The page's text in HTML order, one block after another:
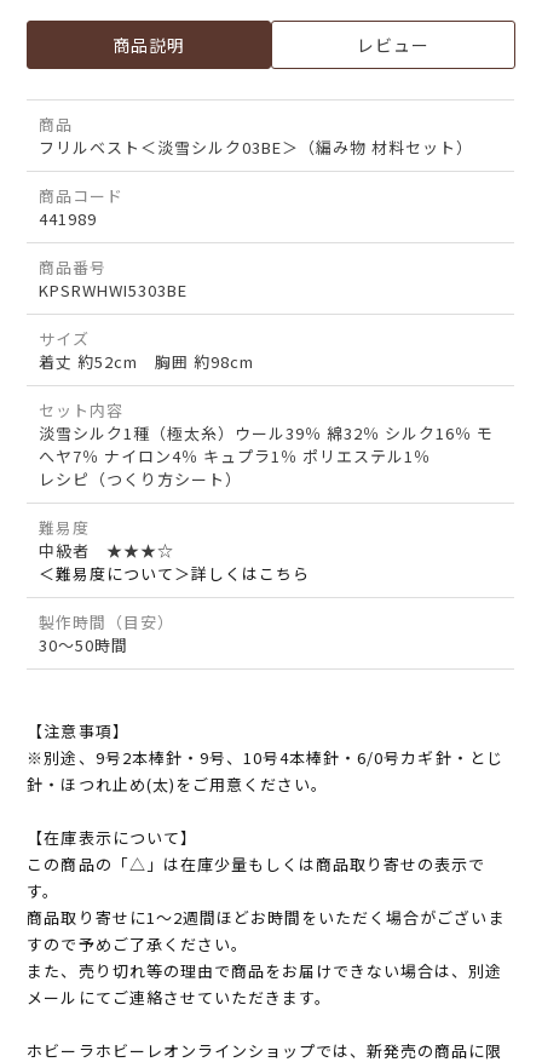
商品説明 レビュー
商品
フリルベスト＜淡雪シルク03BE＞（編み物 材料セット）
商品コード
441989
商品番号
KPSRWHWI5303BE
サイズ
着丈 約52cm 胸囲 約98cm
セット内容
淡雪シルク1種（極太糸）ウール39％ 綿32％ シルク16％ モ
へヤ7％ ナイロン4％ キュプラ1％ ポリエステル1％
レシピ（つくり方シート）
難易度
中級者 ★★★☆
＜難易度について＞詳しくはこちら
製作時間（目安）
30～50時間
【注意事項】
※別途、9号2本棒針・9号、10号4本棒針・6/0号カギ針・とじ
針・ほつれ止め(太)をご用意ください。
【在庫表示について】
この商品の「△」は在庫少量もしくは商品取り寄せの表示で
す。
商品取り寄せに1～2週間ほどお時間をいただく場合がございま
すので予めご了承ください。
また、売り切れ等の理由で商品をお届けできない場合は、別途
メールにてご連絡させていただきます。
ホビーラホビーレオンラインショップでは、新発売の商品に限